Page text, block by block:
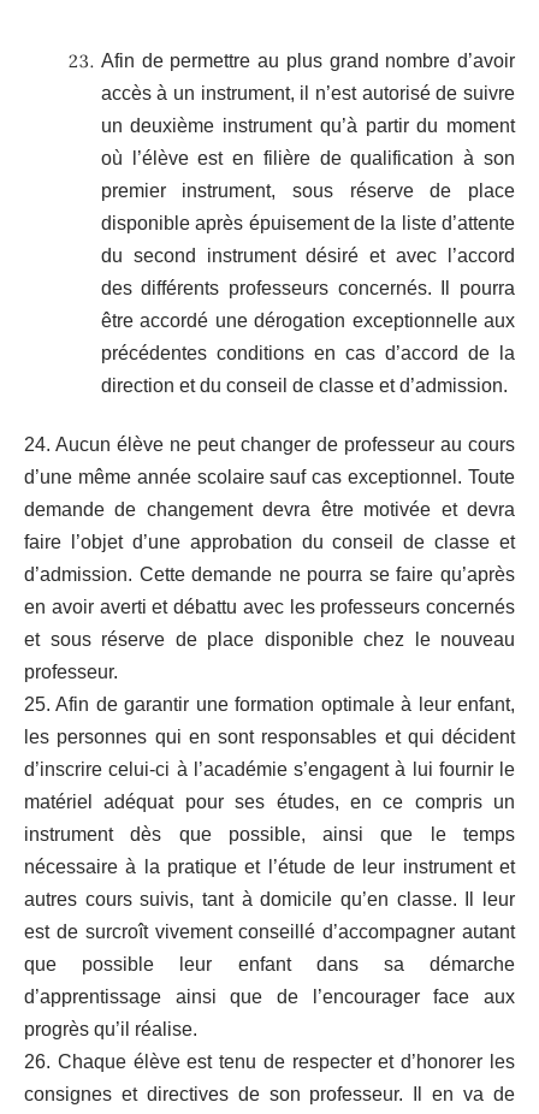
Afin de permettre au plus grand nombre d’avoir
accès à un instrument, il n’est autorisé de suivre
un deuxième instrument qu’à partir du moment
où l’élève est en filière de qualification à son
premier instrument, sous réserve de place
disponible après épuisement de la liste d’attente
du second instrument désiré et avec l’accord
des différents professeurs concernés. Il pourra
être accordé une dérogation exceptionnelle aux
précédentes conditions en cas d’accord de la
direction et du conseil de classe et d’admission.
24. Aucun élève ne peut changer de professeur au cours
d’une même année scolaire sauf cas exceptionnel. Toute
demande de changement devra être motivée et devra
faire l’objet d’une approbation du conseil de classe et
d’admission. Cette demande ne pourra se faire qu’après
en avoir averti et débattu avec les professeurs concernés
et sous réserve de place disponible chez le nouveau
professeur.
25. Afin de garantir une formation optimale à leur enfant,
les personnes qui en sont responsables et qui décident
d’inscrire celui-ci à l’académie s’engagent à lui fournir le
matériel adéquat pour ses études, en ce compris un
instrument dès que possible, ainsi que le temps
nécessaire à la pratique et l’étude de leur instrument et
autres cours suivis, tant à domicile qu’en classe. Il leur
est de surcroît vivement conseillé d’accompagner autant
que possible leur enfant dans sa démarche
d’apprentissage ainsi que de l’encourager face aux
progrès qu’il réalise.
26. Chaque élève est tenu de respecter et d’honorer les
consignes et directives de son professeur. Il en va de